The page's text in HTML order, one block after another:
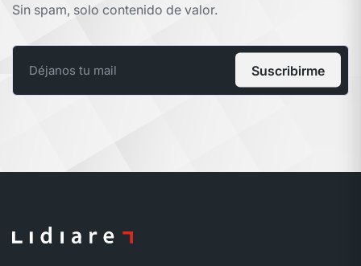
Sin spam, solo contenido de valor.
Suscribirme